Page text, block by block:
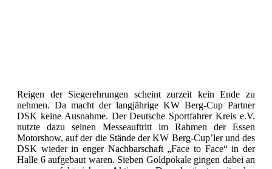
Reigen der Siegerehrungen scheint zurzeit kein Ende zu
nehmen. Da macht der langjährige KW Berg-Cup Partner
DSK keine Ausnahme. Der Deutsche Sportfahrer Kreis e.V.
nutzte dazu seinen Messeauftritt im Rahmen der Essen
Motorshow, auf der die Stände der KW Berg-Cup’ler und des
DSK wieder in enger Nachbarschaft „Face to Face“ in der
Halle 6 aufgebaut waren. Sieben Goldpokale gingen dabei an